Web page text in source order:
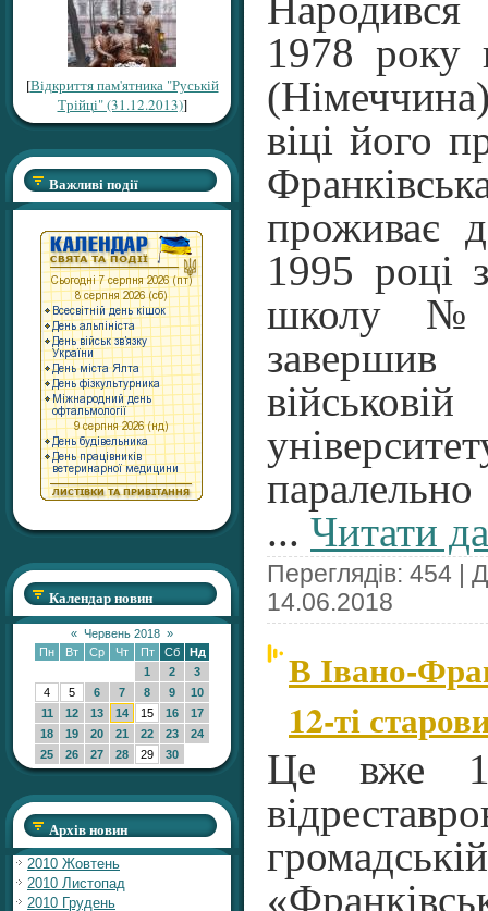
[Відкриття пам'ятника "Руській
Трійці" (31.12.2013)]
Важливі події
Календар новин
« Червень 2018 »
Пн
Вт Ср Чт Пт Сб
Нд
1
2
3
4
5 6 7 8 9
10
11
12 13 14 15 16
17
18
19 20 21 22 23
24
25
26 27 28 29 30
Архів новин
2010 Жовтень
2010 Листопад
2010 Грудень
1978 року
віці його
проживає
1995 році
школу
... Читати
Переглядів: 454 |
14.06.2018
В Івано-
12-ті
Це вже